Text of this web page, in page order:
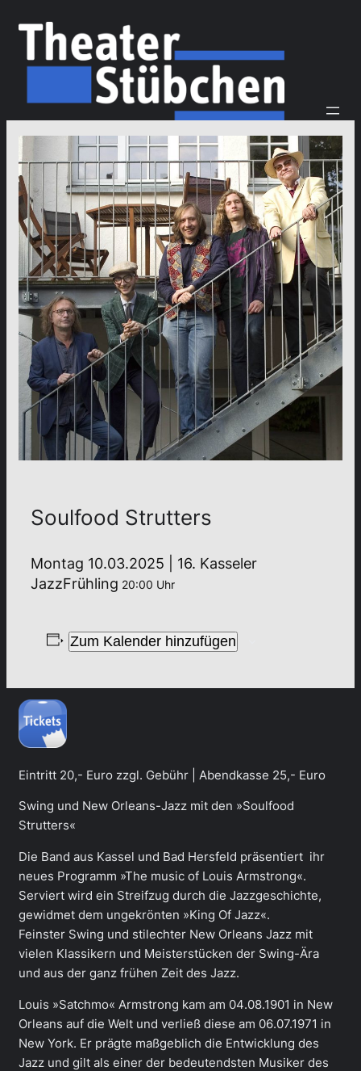
Soulfood Strutters
Montag 10.03.2025 | 16. Kasseler
JazzFrühling 20:00 Uhr
Zum Kalender hinzufügen
Eintritt 20,- Euro zzgl. Gebühr | Abendkasse 25,- Euro
Swing und New Orleans-Jazz mit den »Soulfood
Strutters«
Die Band aus Kassel und Bad Hersfeld präsentiert ihr
neues Programm »The music of Louis Armstrong«.
Serviert wird ein Streifzug durch die Jazzgeschichte,
gewidmet dem ungekrönten »King Of Jazz«.
Feinster Swing und stilechter New Orleans Jazz mit
vielen Klassikern und Meisterstücken der Swing-Ära
und aus der ganz frühen Zeit des Jazz.
Louis »Satchmo« Armstrong kam am 04.08.1901 in New
Orleans auf die Welt und verließ diese am 06.07.1971 in
New York. Er prägte maßgeblich die Entwicklung des
Jazz und gilt als einer der bedeutendsten Musiker des